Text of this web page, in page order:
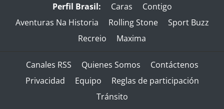
Perfil Brasil: Caras
Contigo
Aventuras Na Historia
Rolling Stone
Sport Buzz
Recreio
Maxima
Canales RSS Quienes Somos
Contáctenos
Privacidad
Equipo
Reglas de participación
Tránsito